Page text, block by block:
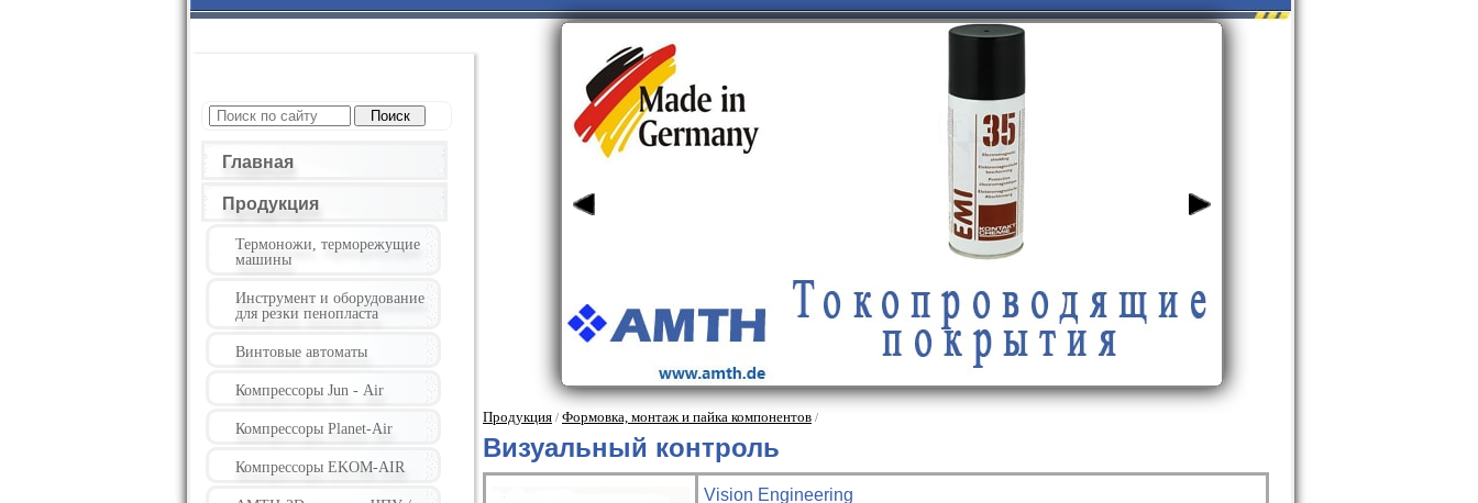
Главная
Продукция
Термоножи, терморежущие
машины
Инструмент и оборудование
для резки пенопласта
Винтовые автоматы
Компрессоры Jun - Air
Компрессоры Planet-Air
Компрессоры EKOM-AIR
Продукция / Формовка, монтаж и пайка компонентов /
Визуальный контроль
Vision Engineering